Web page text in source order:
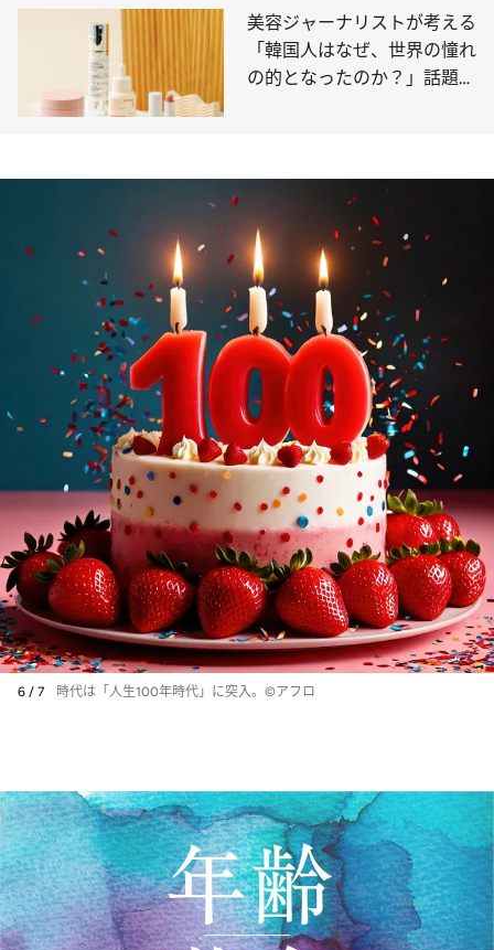
もの」
美容ジャーナリストが考える
「韓国人はなぜ、世界の憧れ
の的となったのか？」話題の
6 / 7 時代は「人生100年時代」に突入。©アフロ